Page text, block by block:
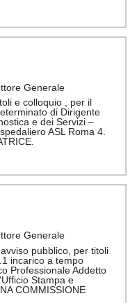
Generale
e colloquio , per il
di Dirigente
e dei Servizi –
ASL Roma 4.
Generale
pubblico, per titoli
incarico a tempo
Professionale Addetto
Stampa e
COMMISSIONE